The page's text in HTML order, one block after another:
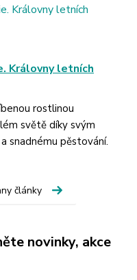
Královny letních
rostlinou
světě díky svým
snadnému pěstování.
články
novinky, akce